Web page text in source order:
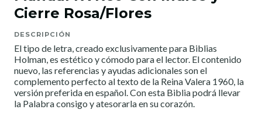
Cierre Rosa/Flores
DESCRIPCIÓN
El tipo de letra, creado exclusivamente para Biblias
Holman, es estético y cómodo para el lector. El contenido
nuevo, las referencias y ayudas adicionales son el
complemento perfecto al texto de la Reina Valera 1960, la
versión preferida en español. Con esta Biblia podrá llevar
la Palabra consigo y atesorarla en su corazón.